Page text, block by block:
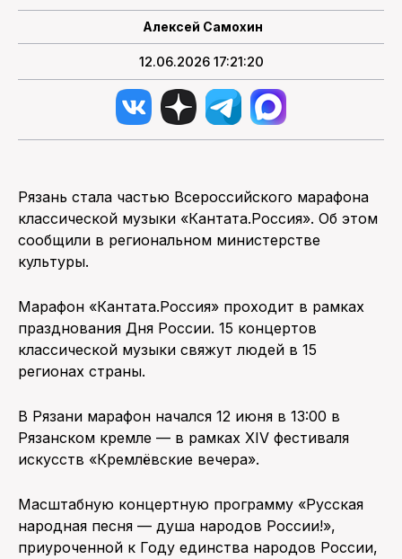
Алексей Самохин
12.06.2026 17:21:20
Рязань стала частью Всероссийского марафона
классической музыки «Кантата.Россия». Об этом
сообщили в региональном министерстве
культуры.
Марафон «Кантата.Россия» проходит в рамках
празднования Дня России. 15 концертов
классической музыки свяжут людей в 15
регионах страны.
В Рязани марафон начался 12 июня в 13:00 в
Рязанском кремле — в рамках XIV фестиваля
искусств «Кремлёвские вечера».
Масштабную концертную программу «Русская
народная песня — душа народов России!»,
приуроченной к Году единства народов России,